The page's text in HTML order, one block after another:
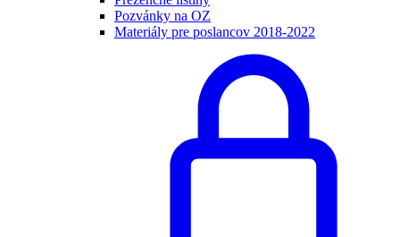
Pozvánky na OZ
Materiály pre poslancov 2018-2022